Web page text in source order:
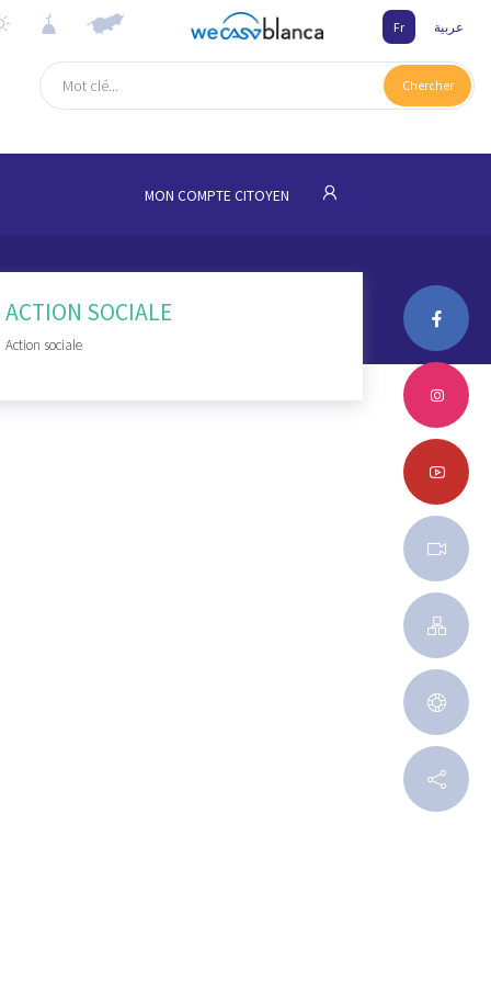
Fr عربية
Chercher
MON COMPTE CITOYEN
ACTION SOCIALE
Action sociale